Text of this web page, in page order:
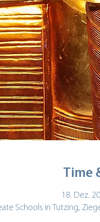
Time
18. Dez.
Schools in Tutzing,